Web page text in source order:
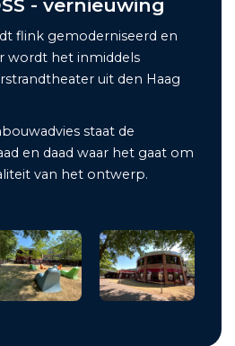
- vernieuwing
flink gemoderniseerd en
wordt het inmiddels
uit den Haag
staat de
en daad waar het gaat om
van het ontwerp.